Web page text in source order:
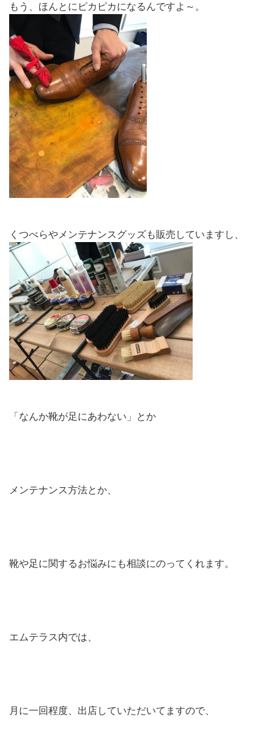
もう、ほんとにピカピカになるんですよ～。
くつべらやメンテナンスグッズも販売していますし、
「なんか靴が足にあわない」とか
メンテナンス方法とか、
靴や足に関するお悩みにも相談にのってくれます。
エムテラス内では、
月に一回程度、出店していただいてますので、